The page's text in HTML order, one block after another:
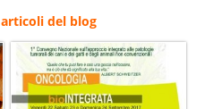
del blog